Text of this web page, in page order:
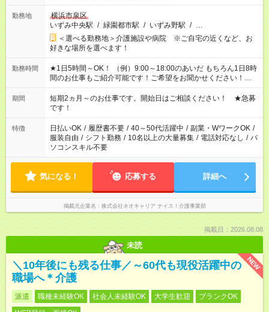
勤務地
横浜市泉区
いずみ中央駅 / 緑園都市駅 / いずみ野駅 / …
＜選べる勤務地＞介護施設や病院 ※ご自宅の近くなど、お
好きな場所を選べます！
勤務時間
★1日5時間～OK！ （例）9:00～18:00のあいだ もちろん1日8時
間のお仕事もご紹介可能です！ご希望をお聞かせください！★家
庭の都合でお休みが必要な場合も遠慮なくご相談ください。 ※
週最低15時間以上の勤務が必要です
期間
短期2ヵ月～のお仕事です。開始日はご相談ください！ ★急募
です！
特徴 日払いOK / 履歴書不要 / 40～50代活躍中 / 副業・WワークOK /
服装自由 / シフト勤務 / 10名以上の大量募集 / 電話対応なし / パ
ソコンスキル不要
気になる！ 応募する 詳細へ
掲載元企業名 株式会社ネオキャリア ナイス！介護事業部
掲載日：2026.08.08
未読
NEW
＼10年後にも残る仕事／～60代も現役活躍中の
職場へ＊介護
派遣 職種未経験OK 社会人未経験OK 大学生歓迎
ブランクOK